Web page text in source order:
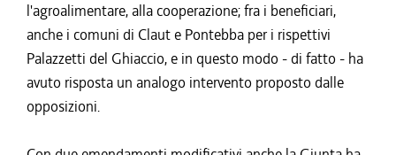
l'agroalimentare, alla cooperazione; fra i beneficiari,
anche i comuni di Claut e Pontebba per i rispettivi
Palazzetti del Ghiaccio, e in questo modo - di fatto - ha
avuto risposta un analogo intervento proposto dalle
opposizioni.